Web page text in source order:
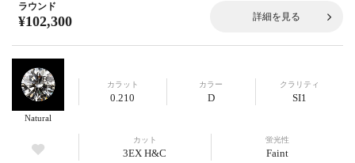
ラウンド
¥102,300 詳細を見る
Natural
カラット
0.210
カラー
D
クラリティ
SI1
カット
3EX H&C
蛍光性
Faint